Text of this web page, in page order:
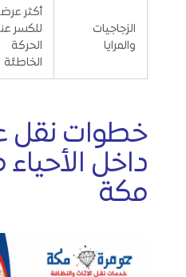
الزجاجيات
والمرايا
أكثر
للكسر
الحركة
الخاطئة
خطوات
داخل
مكة